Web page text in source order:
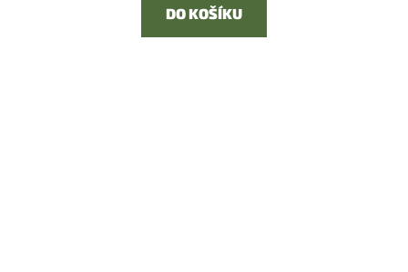
DO KOŠÍKU